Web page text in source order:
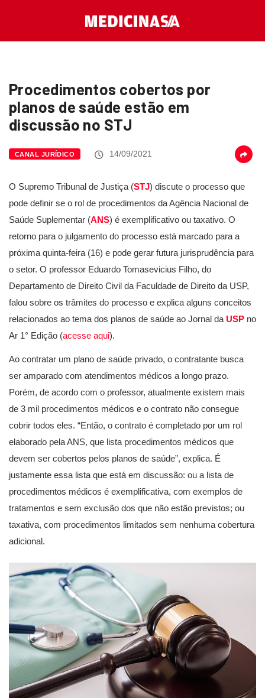
Procedimentos cobertos por
planos de saúde estão em
discussão no STJ
CANAL JURÍDICO 14/09/2021
O Supremo Tribunal de Justiça (STJ) discute o processo que
pode definir se o rol de procedimentos da Agência Nacional de
Saúde Suplementar (ANS) é exemplificativo ou taxativo. O
retorno para o julgamento do processo está marcado para a
próxima quinta-feira (16) e pode gerar futura jurisprudência para
o setor. O professor Eduardo Tomasevicius Filho, do
Departamento de Direito Civil da Faculdade de Direito da USP,
falou sobre os trâmites do processo e explica alguns conceitos
relacionados ao tema dos planos de saúde ao Jornal da USP no
Ar 1° Edição (acesse aqui).
Ao contratar um plano de saúde privado, o contratante busca
ser amparado com atendimentos médicos a longo prazo.
Porém, de acordo com o professor, atualmente existem mais
de 3 mil procedimentos médicos e o contrato não consegue
cobrir todos eles. “Então, o contrato é completado por um rol
elaborado pela ANS, que lista procedimentos médicos que
devem ser cobertos pelos planos de saúde”, explica. É
justamente essa lista que está em discussão: ou a lista de
procedimentos médicos é exemplificativa, com exemplos de
tratamentos e sem exclusão dos que não estão previstos; ou
taxativa, com procedimentos limitados sem nenhuma cobertura
adicional.